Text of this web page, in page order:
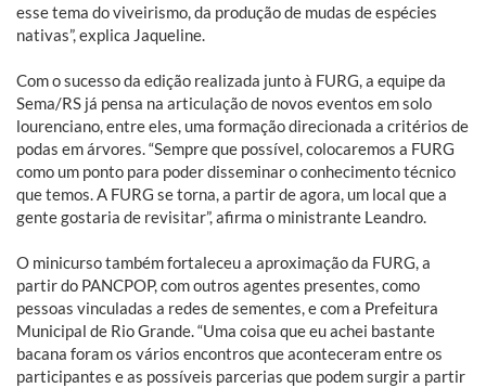
esse tema do viveirismo, da produção de mudas de espécies
nativas”, explica Jaqueline.
Com o sucesso da edição realizada junto à FURG, a equipe da
Sema/RS já pensa na articulação de novos eventos em solo
lourenciano, entre eles, uma formação direcionada a critérios de
podas em árvores. “Sempre que possível, colocaremos a FURG
como um ponto para poder disseminar o conhecimento técnico
que temos. A FURG se torna, a partir de agora, um local que a
gente gostaria de revisitar”, afirma o ministrante Leandro.
O minicurso também fortaleceu a aproximação da FURG, a
partir do PANCPOP, com outros agentes presentes, como
pessoas vinculadas a redes de sementes, e com a Prefeitura
Municipal de Rio Grande. “Uma coisa que eu achei bastante
bacana foram os vários encontros que aconteceram entre os
participantes e as possíveis parcerias que podem surgir a partir